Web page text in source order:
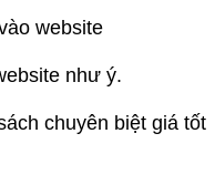
website
như ý.
chuyên biệt giá tốt